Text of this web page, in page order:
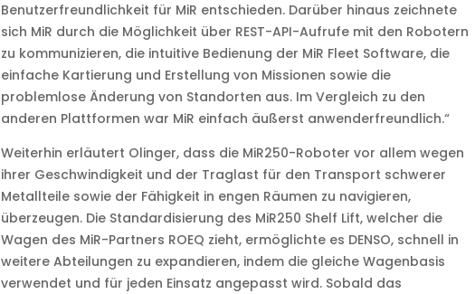
Benutzerfreundlichkeit für MiR entschieden. Darüber hinaus zeichnete
sich MiR durch die Möglichkeit über REST-API-Aufrufe mit den Robotern
zu kommunizieren, die intuitive Bedienung der MiR Fleet Software, die
einfache Kartierung und Erstellung von Missionen sowie die
problemlose Änderung von Standorten aus. Im Vergleich zu den
anderen Plattformen war MiR einfach äußerst anwenderfreundlich.“
Weiterhin erläutert Olinger, dass die MiR250-Roboter vor allem wegen
ihrer Geschwindigkeit und der Traglast für den Transport schwerer
Metallteile sowie der Fähigkeit in engen Räumen zu navigieren,
überzeugen. Die Standardisierung des MiR250 Shelf Lift, welcher die
Wagen des MiR-Partners ROEQ zieht, ermöglichte es DENSO, schnell in
weitere Abteilungen zu expandieren, indem die gleiche Wagenbasis
verwendet und für jeden Einsatz angepasst wird. Sobald das